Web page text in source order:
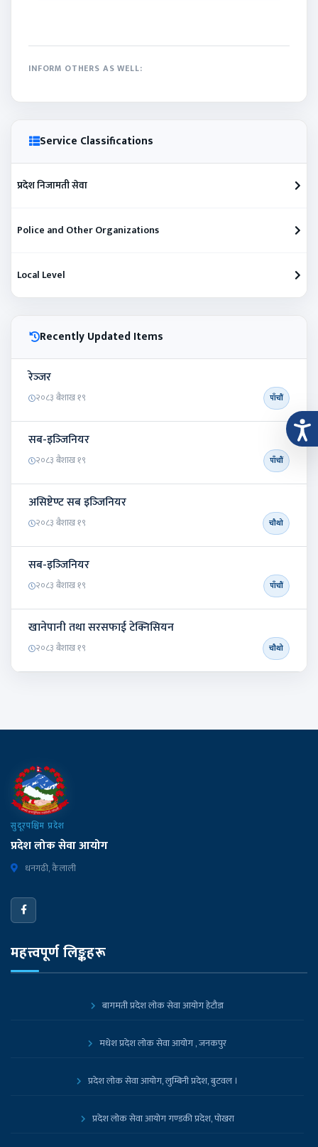
INFORM OTHERS AS WELL:
Service Classifications
प्रदेश निजामती सेवा
Police and Other Organizations
Local Level
Recently Updated Items
रेञ्‍जर
२०८३ बैशाख १९ पाँचौं
सब-इञ्‍जिनियर
२०८३ बैशाख १९ पाँचौं
असिष्टेण्ट सब इञ्‍जिनियर
२०८३ बैशाख १९ चौथो
सब-इञ्‍जिनियर
२०८३ बैशाख १९ पाँचौं
खानेपानी तथा सरसफाई टेक्निसियन
२०८३ बैशाख १९ चौथो
सुदूरपश्चिम प्रदेश
प्रदेश लोक सेवा आयोग
धनगढी, कैलाली
महत्त्वपूर्ण लिङ्कहरू
बागमती प्रदेश लोक सेवा आयोग हेटौडा
मधेश प्रदेश लोक सेवा आयोग , जनकपुर
प्रदेश लोक सेवा आयोग, लुम्बिनी प्रदेश, बुटवल ।
प्रदेश लोक सेवा आयोग गण्डकी प्रदेश, पोखरा